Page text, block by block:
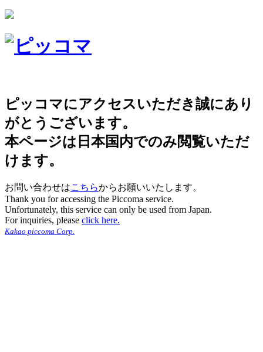
ピッコマにアクセスいただき誠にあり
がとうございます。
本ページは日本国内でのみ閲覧いただ
けます。
お問い合わせはこちらからお願いいたします。
Thank you for accessing the Piccoma service.
Unfortunately, this service can only be used from Japan.
For inquiries, please click here.
Kakao piccoma Corp.